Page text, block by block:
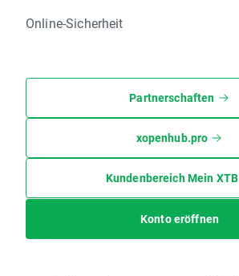
Online-Sicherheit
Partnerschaften
xopenhub.pro
Kundenbereich Mein XTB
Konto eröffnen